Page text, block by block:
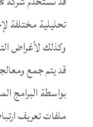
تحليلية مختلفة
وكذلك لأغراض
قد يتم جمع
بواسطة البرامج
ملفات تعريف